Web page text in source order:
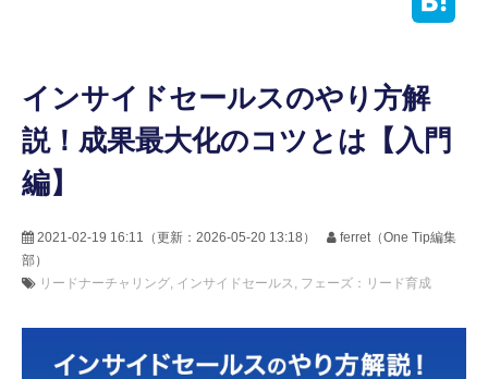
料金プラン
セミナー
インサイドセールスのやり方解
説！成果最大化のコツとは【入門
編】
2021-02-19 16:11 （更新： 2026-05-20 13:18 ）
ferret（One Tip編集
部）
リードナーチャリング インサイドセールス フェーズ：リード育成